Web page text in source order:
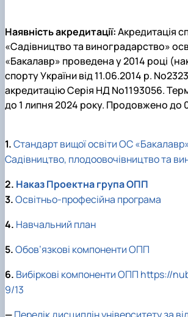
Наявність акредитації:Акредитація
«Садівництво та виноградарство»
«Бакалавр» проведена у 2014 році
спорту України від 11.06.2014 р.
акредитацію Серія НД No1193056.
до 1 липня 2024 року. Продовжено до
1.Стандарт вищої освіти ОС
Садівництво, плодоовочівництво та
2. Наказ Проектна група ОПП
3.Освітньо-професійна програма
4. Навчальний план
5.Обов’язкові компоненти ОПП
6. Вибіркові компоненти ОПП https://
9/13
—Перелік дисциплін університету за